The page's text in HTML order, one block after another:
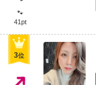
🐾
41pt
3位
中四国